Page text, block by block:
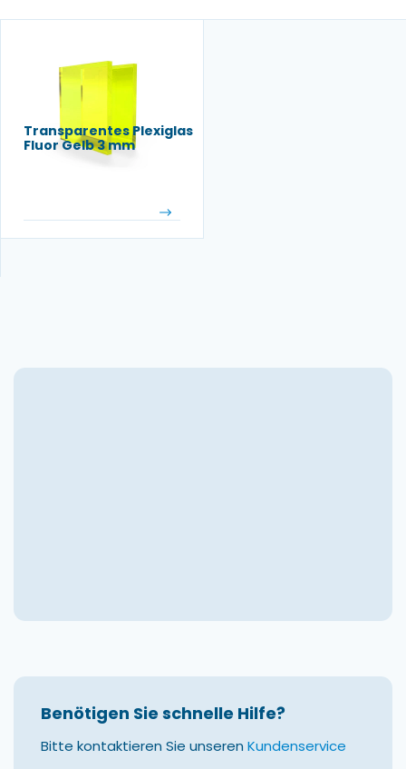
Kontakt
Transparentes Plexiglas
Fluor Gelb 3 mm
Benötigen Sie schnelle Hilfe?
Bitte kontaktieren Sie unseren Kundenservice